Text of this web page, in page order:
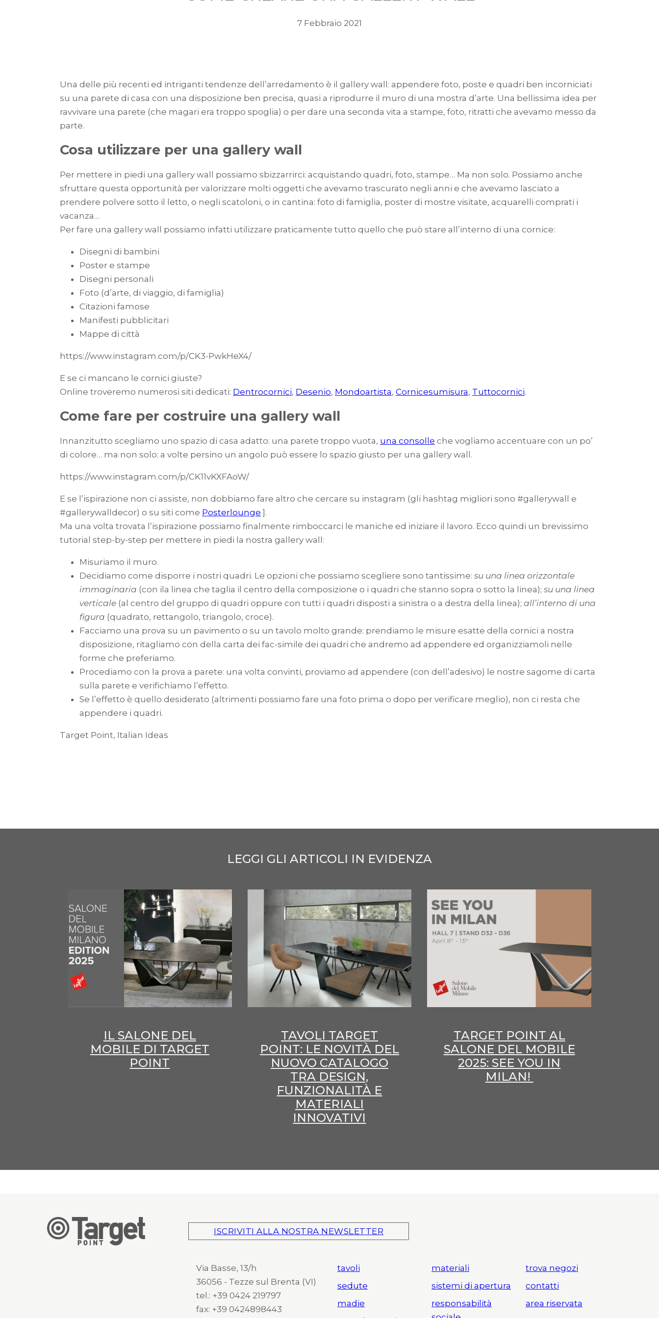
7 Febbraio 2021
Una delle più recenti ed intriganti tendenze dell’arredamento è il gallery wall: appendere foto, poste e quadri ben incorniciati
su una parete di casa con una disposizione ben precisa, quasi a riprodurre il muro di una mostra d’arte. Una bellissima idea per
ravvivare una parete (che magari era troppo spoglia) o per dare una seconda vita a stampe, foto, ritratti che avevamo messo da
parte.
Cosa utilizzare per una gallery wall
Per mettere in piedi una gallery wall possiamo sbizzarrirci: acquistando quadri, foto, stampe… Ma non solo. Possiamo anche
sfruttare questa opportunità per valorizzare molti oggetti che avevamo trascurato negli anni e che avevamo lasciato a
prendere polvere sotto il letto, o negli scatoloni, o in cantina: foto di famiglia, poster di mostre visitate, acquarelli comprati i
vacanza…
Per fare una gallery wall possiamo infatti utilizzare praticamente tutto quello che può stare all’interno di una cornice:
Disegni di bambini
Poster e stampe
Disegni personali
Foto (d’arte, di viaggio, di famiglia)
Citazioni famose
Manifesti pubblicitari
Mappe di città
https://www.instagram.com/p/CK3-PwkHeX4/
E se ci mancano le cornici giuste?
Online troveremo numerosi siti dedicati: Dentrocornici, Desenio, Mondoartista, Cornicesumisura, Tuttocornici.
Come fare per costruire una gallery wall
Innanzitutto scegliamo uno spazio di casa adatto: una parete troppo vuota, una consolle che vogliamo accentuare con un po’
di colore… ma non solo: a volte persino un angolo può essere lo spazio giusto per una gallery wall.
https://www.instagram.com/p/CK11vKXFAoW/
E se l’ispirazione non ci assiste, non dobbiamo fare altro che cercare su instagram (gli hashtag migliori sono #gallerywall e
#gallerywalldecor) o su siti come Posterlounge ].
Ma una volta trovata l’ispirazione possiamo finalmente rimboccarci le maniche ed iniziare il lavoro. Ecco quindi un brevissimo
tutorial step-by-step per mettere in piedi la nostra gallery wall:
Misuriamo il muro.
Decidiamo come disporre i nostri quadri. Le opzioni che possiamo scegliere sono tantissime: su una linea orizzontale
immaginaria (con ila linea che taglia il centro della composizione o i quadri che stanno sopra o sotto la linea); su una linea
verticale (al centro del gruppo di quadri oppure con tutti i quadri disposti a sinistra o a destra della linea); all’interno di una
figura (quadrato, rettangolo, triangolo, croce).
Facciamo una prova su un pavimento o su un tavolo molto grande: prendiamo le misure esatte della cornici a nostra
disposizione, ritagliamo con della carta dei fac-simile dei quadri che andremo ad appendere ed organizziamoli nelle
forme che preferiamo.
Procediamo con la prova a parete: una volta convinti, proviamo ad appendere (con dell’adesivo) le nostre sagome di carta
sulla parete e verifichiamo l’effetto.
Se l’effetto è quello desiderato (altrimenti possiamo fare una foto prima o dopo per verificare meglio), non ci resta che
appendere i quadri.
Target Point, Italian Ideas
LEGGI GLI ARTICOLI IN EVIDENZA
IL SALONE DEL
MOBILE DI TARGET
POINT
TAVOLI TARGET
POINT: LE NOVITÀ DEL
NUOVO CATALOGO
TRA DESIGN,
FUNZIONALITÀ E
MATERIALI
INNOVATIVI
TARGET POINT AL
SALONE DEL MOBILE
2025: SEE YOU IN
MILAN!
ISCRIVITI ALLA NOSTRA NEWSLETTER
Via Basse, 13/h
36056 - Tezze sul Brenta (VI)
tel.: +39 0424 219797
fax: +39 0424898443
tavoli
sedute
madie
materiali
sistemi di apertura
responsabilità
trova negozi
contatti
area riservata